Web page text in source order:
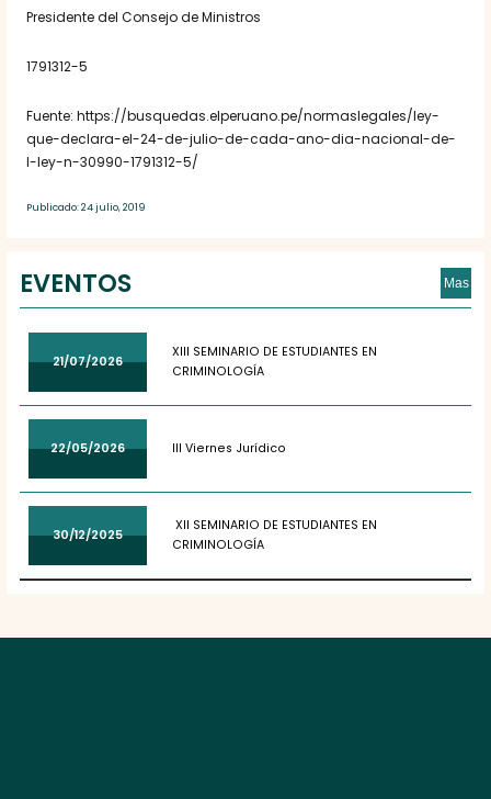
Presidente del Consejo de Ministros
1791312-5
Fuente: https://busquedas.elperuano.pe/normaslegales/ley-
que-declara-el-24-de-julio-de-cada-ano-dia-nacional-de-
l-ley-n-30990-1791312-5/
Publicado: 24 julio, 2019
EVENTOS Mas
21/07/2026
XIII SEMINARIO DE ESTUDIANTES EN
CRIMINOLOGÍA
22/05/2026 III Viernes Jurídico
30/12/2025
XII SEMINARIO DE ESTUDIANTES EN
CRIMINOLOGÍA